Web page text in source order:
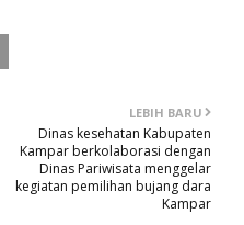
LEBIH BARU
Dinas kesehatan Kabupaten
Kampar berkolaborasi dengan
Dinas Pariwisata menggelar
kegiatan pemilihan bujang dara
Kampar